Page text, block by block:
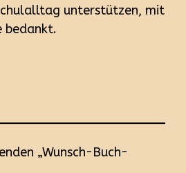
unterstützen, mit
bedankt.
„Wunsch-Buch-